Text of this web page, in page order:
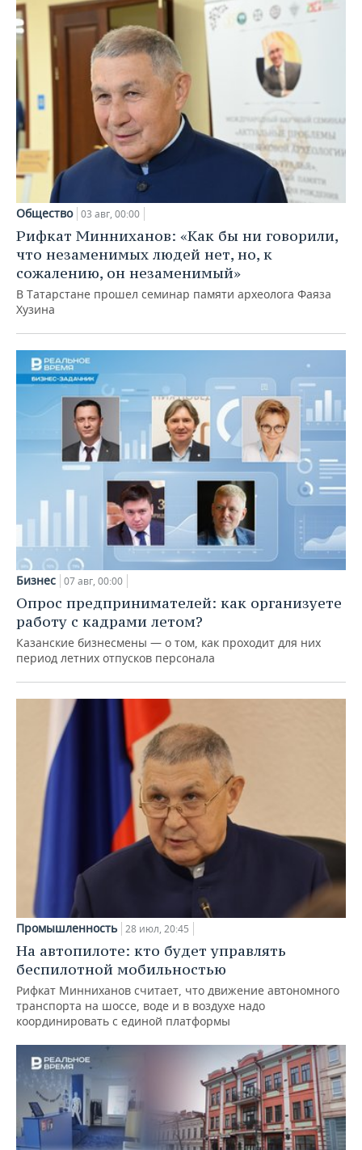
Общество 03 авг, 00:00
Рифкат Минниханов: «Как бы ни говорили,
что незаменимых людей нет, но, к
сожалению, он незаменимый»
В Татарстане прошел семинар памяти археолога Фаяза
Хузина
Бизнес 07 авг, 00:00
Опрос предпринимателей: как организуете
работу с кадрами летом?
Казанские бизнесмены — о том, как проходит для них
период летних отпусков персонала
Промышленность 28 июл, 20:45
На автопилоте: кто будет управлять
беспилотной мобильностью
Рифкат Минниханов считает, что движение автономного
транспорта на шоссе, воде и в воздухе надо
координировать с единой платформы